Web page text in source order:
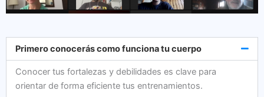
Primero conocerás como funciona tu cuerpo
Conocer tus fortalezas y debilidades es clave para
orientar de forma eficiente tus entrenamientos.